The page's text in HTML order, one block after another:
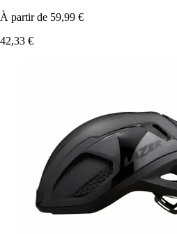
À partir de 59,99 €
42,33 €